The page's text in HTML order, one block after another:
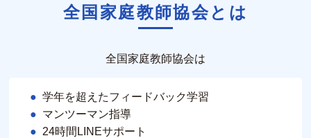
全国家庭教師協会とは
全国家庭教師協会は
学年を超えたフィードバック学習
マンツーマン指導
24時間LINEサポート